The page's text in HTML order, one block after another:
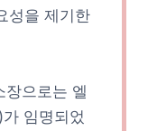
성을 제기한
장으로는 엘
임명되었